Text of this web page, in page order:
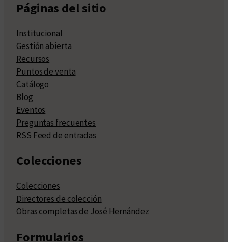
Páginas del sitio
Institucional
Gestión abierta
Recursos
Puntos de venta
Catálogo
Blog
Eventos
Preguntas frecuentes
RSS Feed de entradas
Colecciones
Colecciones
Directores de colección
Obras completas de José Hernández
Formularios